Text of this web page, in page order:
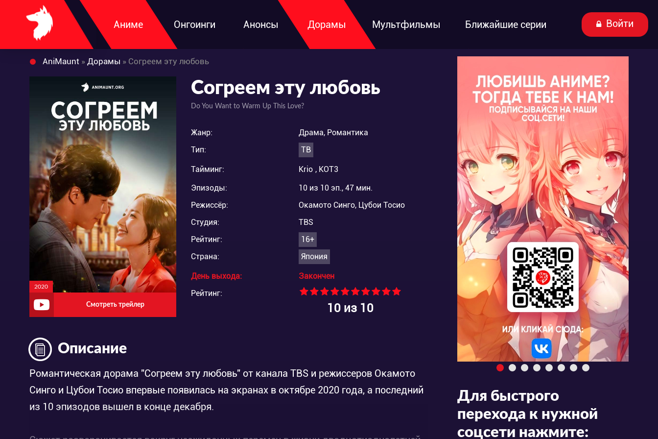
Аниме Онгоинги Анонсы Дорамы Мультфильмы Ближайшие серии Войти
AniMaunt » Дорамы » Согреем эту любовь
2020
Смотреть трейлер
Согреем эту любовь
Do You Want to Warm Up This Love?
Жанр:
Драма, Романтика
Тип:
ТВ
Тайминг: Krio , KOT3
Эпизоды:
10 из 10 эп., 47 мин.
Режиссёр:
Окамото Синго, Цубои Тосио
Студия:
TBS
Рейтинг:
16+
Страна:
Япония
День выхода:
Закончен
Рейтинг:
10из 10
Описание
Романтическая дорама "Согреем эту любовь" от канала TBS и режиссеров Окамото
Синго и Цубои Тосио впервые появилась на экранах в октябре 2020 года, а последний
из 10 эпизодов вышел в конце декабря.
Для быстрого
перехода к нужной
соцсети нажмите: